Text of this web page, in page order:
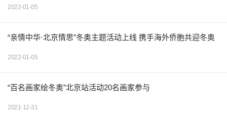
2022-01-05
“亲情中华·北京情思”冬奥主题活动上线 携手海外侨胞共迎冬奥
2022-01-05
“百名画家绘冬奥”北京站活动20名画家参与
2021-12-31